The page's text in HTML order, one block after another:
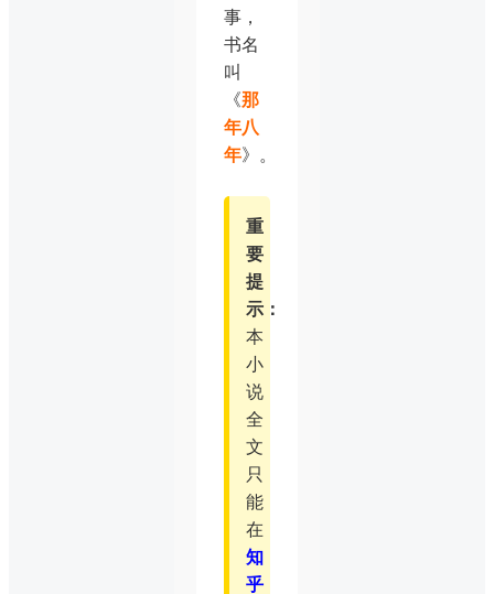
事，
书名
叫
《那
年八
年》。
重
要
提
示：
本
小
说
全
文
只
能
在
知
乎